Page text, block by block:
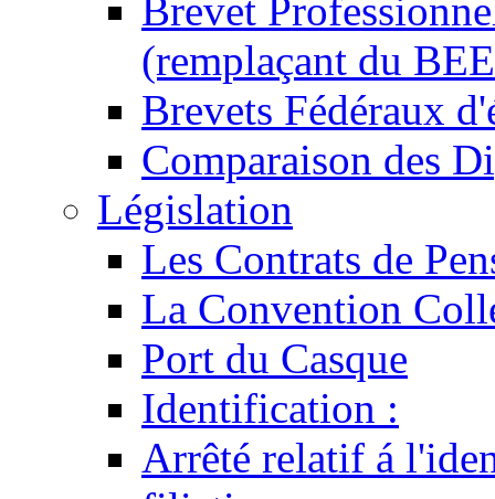
Brevet
(remplaçant du
Brevets Fédéraux
Comparaison des
Législation
Les Contrats de
La Convention
Port du Casque
Identification :
Arrêté relatif á